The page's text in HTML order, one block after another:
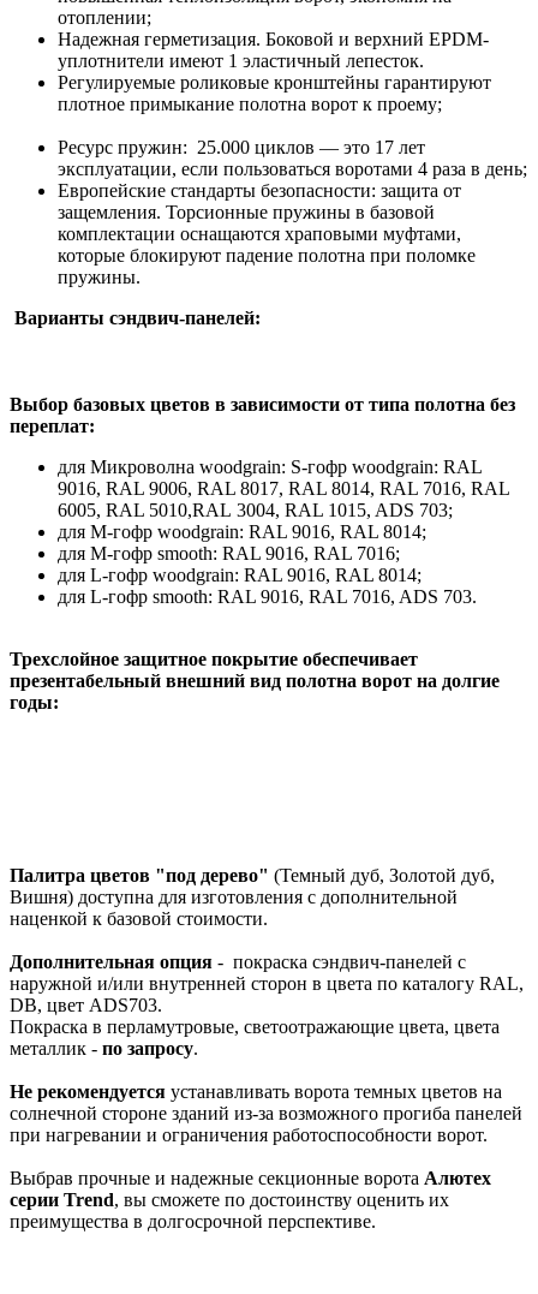
отоплении;
Надежная герметизация. Боковой и верхний EPDM-
уплотнители имеют 1 эластичный лепесток.
Регулируемые роликовые кронштейны гарантируют
плотное примыкание полотна ворот к проему;
Ресурс пружин: 25.000 циклов — это 17 лет
эксплуатации, если пользоваться воротами 4 раза в день;
Европейские стандарты безопасности: защита от
защемления. Торсионные пружины в базовой
комплектации оснащаются храповыми муфтами,
которые блокируют падение полотна при поломке
пружины.
Варианты сэндвич-панелей:
Выбор базовых цветов в зависимости от типа полотна без
переплат:
для Микроволна woodgrain: S-гофр woodgrain: RAL
9016, RAL 9006, RAL 8017, RAL 8014, RAL 7016, RAL
6005, RAL 5010,RAL 3004, RAL 1015, ADS 703;
для М-гофр woodgrain: RAL 9016, RAL 8014;
для М-гофр smooth: RAL 9016, RAL 7016;
для L-гофр woodgrain: RAL 9016, RAL 8014;
для L-гофр smooth: RAL 9016, RAL 7016, ADS 703.
Трехслойное защитное покрытие обеспечивает
презентабельный внешний вид полотна ворот на долгие
годы:
Палитра цветов "под дерево" (Темный дуб, Золотой дуб,
Вишня) доступна для изготовления с дополнительной
наценкой к базовой стоимости.
Дополнительная опция - покраска сэндвич-панелей с
наружной и/или внутренней сторон в цвета по каталогу RAL,
DB, цвет ADS703.
Покраска в перламутровые, светоотражающие цвета, цвета
металлик - по запросу.
Не рекомендуется устанавливать ворота темных цветов на
солнечной стороне зданий из-за возможного прогиба панелей
при нагревании и ограничения работоспособности ворот.
Выбрав прочные и надежные секционные ворота Алютех
серии Trend, вы сможете по достоинству оценить их
преимущества в долгосрочной перспективе.